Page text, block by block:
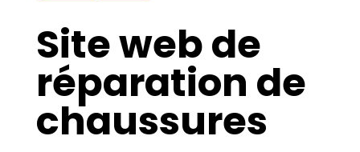
Site web de
réparation de
chaussures